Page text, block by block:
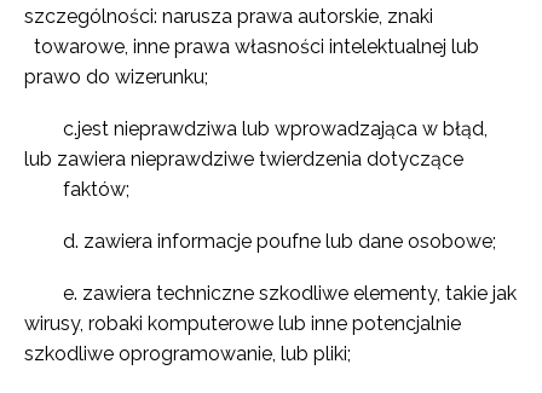
szczególności: narusza prawa autorskie, znaki
towarowe, inne prawa własności intelektualnej lub
prawo do wizerunku;
c.jest nieprawdziwa lub wprowadzająca w błąd,
lub zawiera nieprawdziwe twierdzenia dotyczące
faktów;
d. zawiera informacje poufne lub dane osobowe;
e. zawiera techniczne szkodliwe elementy, takie jak
wirusy, robaki komputerowe lub inne potencjalnie
szkodliwe oprogramowanie, lub pliki;